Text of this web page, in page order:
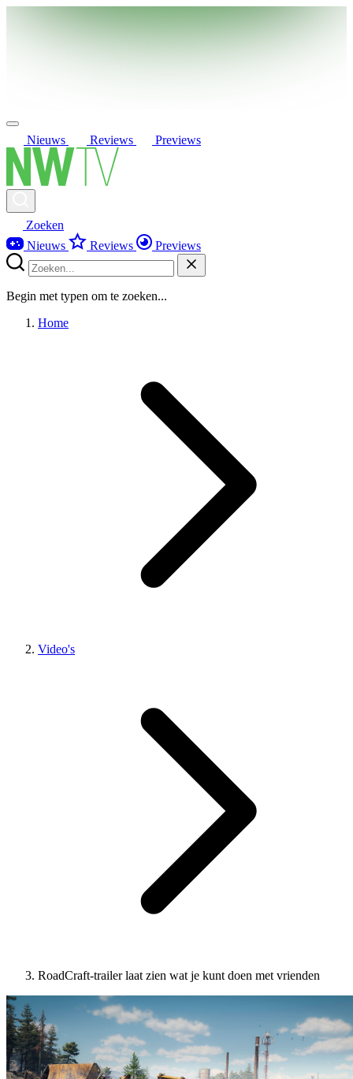
Nieuws Reviews Previews
Zoeken
Nieuws
Reviews Previews
Begin met typen om te zoeken...
Home
Video's
RoadCraft-trailer laat zien wat je kunt doen met vrienden